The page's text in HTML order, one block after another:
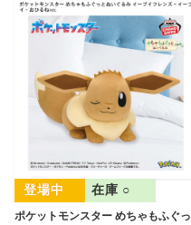
ポケットモンスター めちゃもふぐっ
在庫 ○